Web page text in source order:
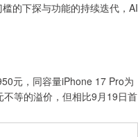
的下探与功能的持续迭代，AI
元，同容量iPhone 17 Pro为
等的溢价，但相比9月19日首